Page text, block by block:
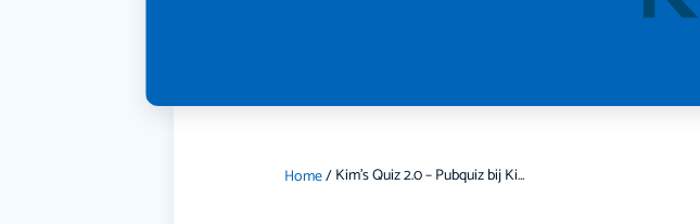
Home/ Kim’s Quiz 2.0 – Pubquiz bij Kim’s Kroeg